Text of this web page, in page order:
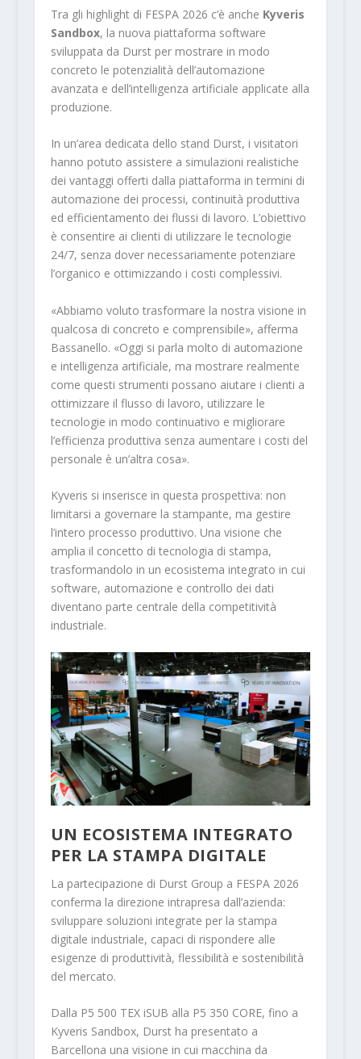
Tra gli highlight di FESPA 2026 c’è anche Kyveris
Sandbox, la nuova piattaforma software
sviluppata da Durst per mostrare in modo
concreto le potenzialità dell’automazione
avanzata e dell’intelligenza artificiale applicate alla
produzione.
In un’area dedicata dello stand Durst, i visitatori
hanno potuto assistere a simulazioni realistiche
dei vantaggi offerti dalla piattaforma in termini di
automazione dei processi, continuità produttiva
ed efficientamento dei flussi di lavoro. L’obiettivo
è consentire ai clienti di utilizzare le tecnologie
24/7, senza dover necessariamente potenziare
l’organico e ottimizzando i costi complessivi.
«Abbiamo voluto trasformare la nostra visione in
qualcosa di concreto e comprensibile», afferma
Bassanello. «Oggi si parla molto di automazione
e intelligenza artificiale, ma mostrare realmente
come questi strumenti possano aiutare i clienti a
ottimizzare il flusso di lavoro, utilizzare le
tecnologie in modo continuativo e migliorare
l’efficienza produttiva senza aumentare i costi del
personale è un’altra cosa».
Kyveris si inserisce in questa prospettiva: non
limitarsi a governare la stampante, ma gestire
l’intero processo produttivo. Una visione che
amplia il concetto di tecnologia di stampa,
trasformandolo in un ecosistema integrato in cui
software, automazione e controllo dei dati
diventano parte centrale della competitività
industriale.
UN ECOSISTEMA INTEGRATO
PER LA STAMPA DIGITALE
La partecipazione di Durst Group a FESPA 2026
conferma la direzione intrapresa dall’azienda:
sviluppare soluzioni integrate per la stampa
digitale industriale, capaci di rispondere alle
esigenze di produttività, flessibilità e sostenibilità
del mercato.
Dalla P5 500 TEX iSUB alla P5 350 CORE, fino a
Kyveris Sandbox, Durst ha presentato a
Barcellona una visione in cui macchina da